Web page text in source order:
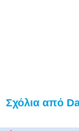
Σχόλια από